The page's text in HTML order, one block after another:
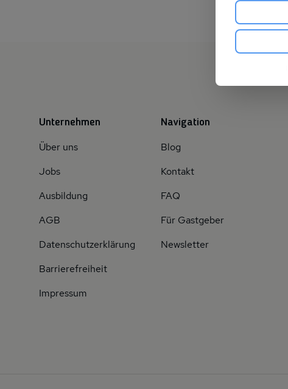
Unternehmen
Über uns
Jobs
Ausbildung
AGB
Datenschutzerklärung
Barrierefreiheit
Impressum
Navigation
Blog
Kontakt
FAQ
Für Gastgeber
Newsletter